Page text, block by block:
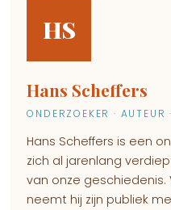
HS
Hans Scheffers
ONDERZOEKER · AUTEUR
Hans Scheffers is een
zich al jarenlang
van onze geschiedenis.
neemt hij zijn publiek